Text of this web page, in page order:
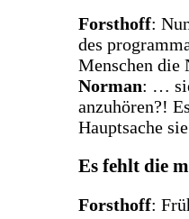
Forsthoff:
des
Menschen
Norman: …
anzuhören?!
Hauptsache
Es fehlt die
Forsthoff: